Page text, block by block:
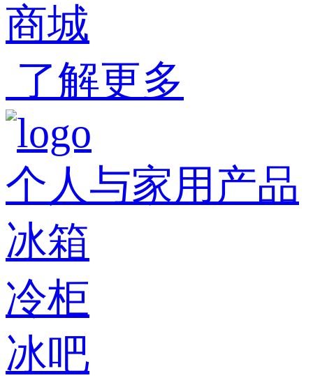
商城
了解更多
个人与家用产品
冰箱
冷柜
冰吧